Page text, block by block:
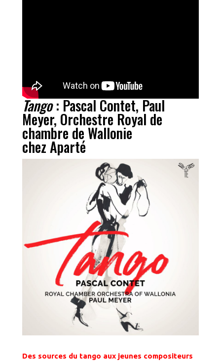
Tango: Pascal Contet, Paul
Meyer, Orchestre Royal de
chambre de Wallonie
chez Aparté
Des sources du tango aux jeunes compositeurs